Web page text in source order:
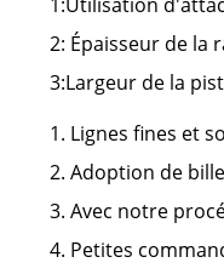
2: Épaisseur de la
3:Largeur de la
1. Lignes fines et
2. Adoption de
3. Avec notre
4. Petites